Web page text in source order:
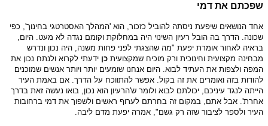
שפכתם את דמי
אחד הנושאים שיפעת ניסתה להוביל כזכור, הוא 'המהלך האסטרטגי בחינוך', כפי
שכונה. הדרך בה הובל רעיון השינוי היה במחלוקת וקומם נגדה לא מעט. היום,
בראיה לאחור אומרת יפעת "מה שהצגתי לפני פחות משנה, היה נכון ונדרש
מבחינה מקצועית וחינוכית ורק מוכיח שמקצועית כן ידעתי לקרוא ולנתח נכון את
המפה ולצפות את העתיד לבוא. היום אנחנו שומעים יותר ויותר אנשים שמוכנים
להודות בזה ואומרים את זה בקול. אפשר להתווכח על הדרך. אם באמת העיר
הייתה לנגד עיניכם, יכולתם לבוא ולומר ש'הרעיון הוא נכון, בואו נעשה זאת בדרך
אחרת'. אבל אתם, במקום זה בחרתם לערוף ראשים ולשפוך את דמי ברחובות
העיר ולספר לציבור שזה רק גשם", אמרה יפעת מדם ליבה.